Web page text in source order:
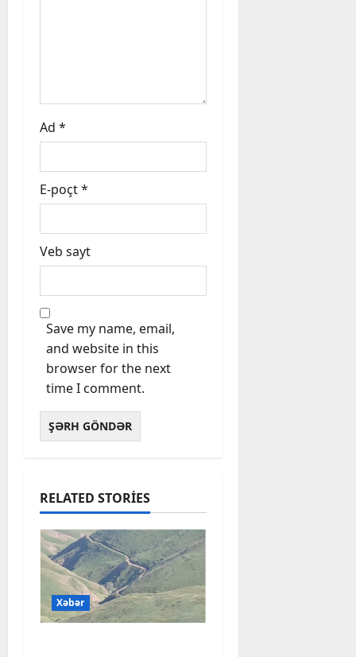
Ad *
E-poçt*
Veb sayt
Save my name, email,
and website in this
browser for the next
time I comment.
RELATED STORIES
Xəbər